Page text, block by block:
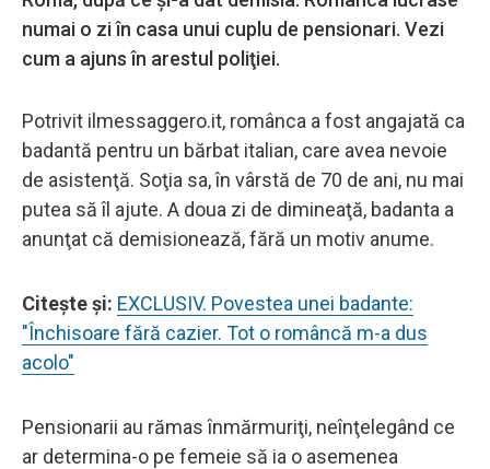
numai o zi în casa unui cuplu de pensionari. Vezi
cum a ajuns în arestul poliţiei.
Potrivit ilmessaggero.it, românca a fost angajată ca
badantă pentru un bărbat italian, care avea nevoie
de asistenţă. Soţia sa, în vârstă de 70 de ani, nu mai
putea să îl ajute. A doua zi de dimineaţă, badanta a
anunţat că demisionează, fără un motiv anume.
Citeşte şi: EXCLUSIV. Povestea unei badante:
"Închisoare fără cazier. Tot o româncă m-a dus
acolo"
Pensionarii au rămas înmărmuriţi, neînţelegând ce
ar determina-o pe femeie să ia o asemenea